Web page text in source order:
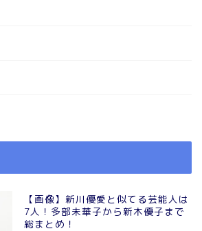
【画像】新川優愛と似てる芸能人は
7人！多部未華子から新木優子まで
総まとめ！